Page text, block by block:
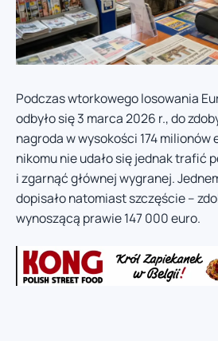
Podczas wtorkowego losowania
odbyło się 3 marca 2026 r., do
nagroda w wysokości 174 milionów
nikomu nie udało się jednak trafić
i zgarnąć głównej wygranej.
dopisało natomiast szczęście –
wynoszącą prawie 147 000 euro.